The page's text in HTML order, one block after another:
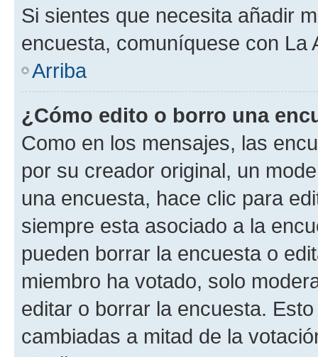
Si sientes que necesita añadir
encuesta, comuníquese con La
Arriba
¿Cómo edito o borro una
Como en los mensajes, las
por su creador original, un
una encuesta, hace clic para
siempre esta asociado a la
pueden borrar la encuesta o
miembro ha votado, solo
editar o borrar la encuesta.
cambiadas a mitad de la